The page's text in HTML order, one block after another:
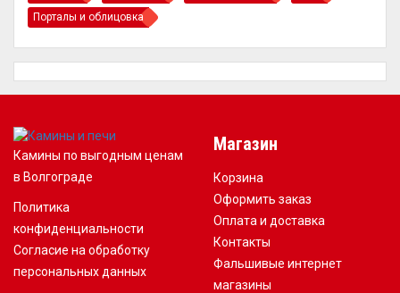
Порталы и облицовка
Камины по выгодным ценам
в Волгограде
Политика
конфиденциальности
Согласие на обработку
персональных данных
Магазин
Корзина
Оформить заказ
Оплата и доставка
Контакты
Фальшивые интернет
магазины